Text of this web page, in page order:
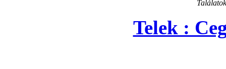
Telek :